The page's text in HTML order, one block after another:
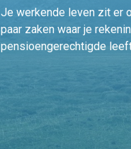
Je werkende leven zit er
paar zaken waar je
pensioengerechtigde